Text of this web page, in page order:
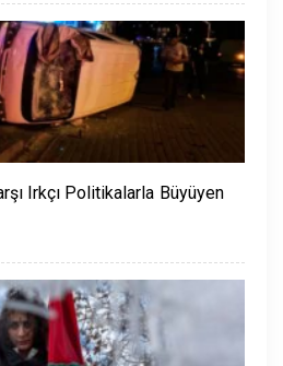
Irkçı Politikalarla Büyüyen